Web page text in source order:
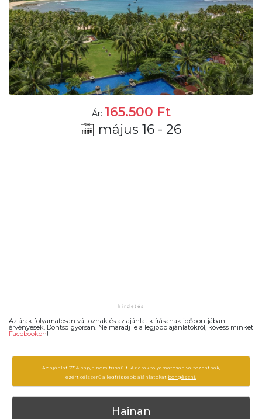
Ár: 165.500 Ft
május 16 - 26
Az árak folyamatosan változnak és az ajánlat kiírásanak időpontjában
érvényesek. Döntsd gyorsan. Ne maradj le a legjobb ajánlatokról, kövess minket
Facebookon!
Az ajánlat 2714 napja nem frissült. Az árak folyamatosan változhatnak,
ezért célszerű a legfrissebb ajánlatokat böngészni.
Hainan